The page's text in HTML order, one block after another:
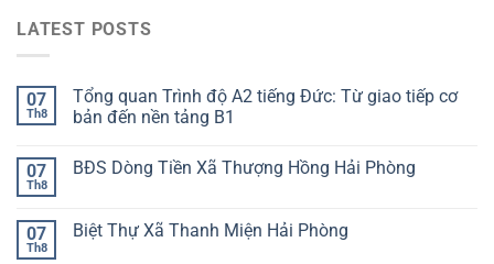
LATEST POSTS
07
Th8
Tổng quan Trình độ A2 tiếng Đức: Từ giao tiếp cơ
bản đến nền tảng B1
07
Th8
BĐS Dòng Tiền Xã Thượng Hồng Hải Phòng
07
Th8
Biệt Thự Xã Thanh Miện Hải Phòng